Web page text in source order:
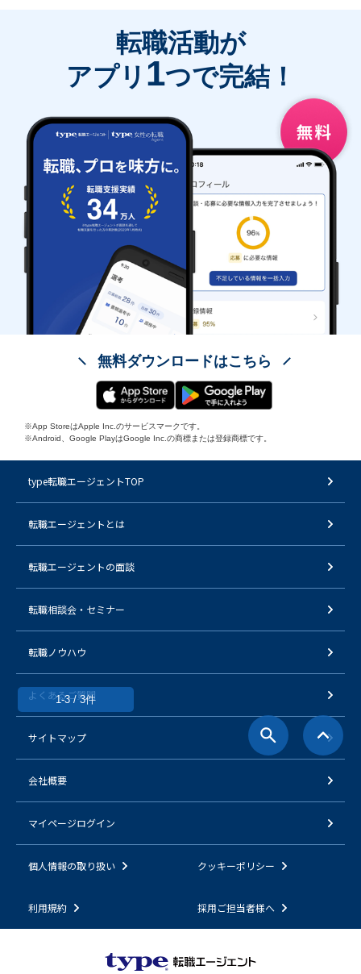
1-3 / 3件
転職活動が
アプリ 1つで完結！
無料ダウンロードはこちら
※App StoreはApple Inc.のサービスマークです。
※Android、Google PlayはGoogle Inc.の商標または登録商標です。
type転職エージェントTOP
転職エージェントとは
転職エージェントの面談
転職相談会・セミナー
転職ノウハウ
よくあるご質問
サイトマップ
会社概要
マイページログイン
個人情報の取り扱い クッキーポリシー
利用規約 採用ご担当者様へ